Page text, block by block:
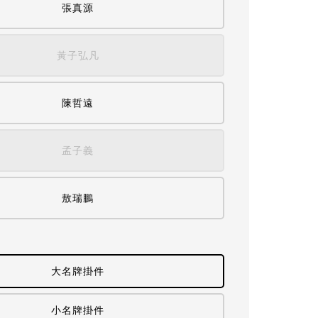
張真源
黃子弘凡
陳哲遠
孟子義
敖瑞鵬
大名牌掛件
小名牌掛件